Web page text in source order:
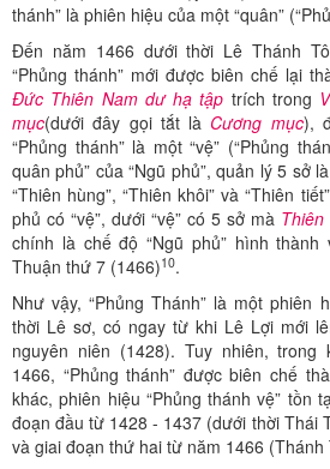
thánh” là phiên hiệu của một “quân”
Đến năm 1466 dưới thời Lê Thánh
“Phủng thánh” mới được biên chế lại
Đức Thiên Nam dư hạ tập trích trong
mục(dưới đây gọi tắt là Cương mục),
“Phủng thánh” là một “vệ” (“Phủng
quân phủ” của “Ngũ phủ”, quản lý 5 sở
“Thiên hùng”, “Thiên khôi” và “Thiên
phủ có “vệ”, dưới “vệ” có 5 sở mà
chính là chế độ “Ngũ phủ” hình
Thuận thứ 7 (1466)10.
Như vậy, “Phủng Thánh” là một phiên
thời Lê sơ, có ngay từ khi Lê Lợi mới
nguyên niên (1428). Tuy nhiên,
1466, “Phủng thánh” được biên chế
khác, phiên hiệu “Phủng thánh vệ” tồn
đoạn đầu từ 1428 - 1437 (dưới thời Thái
và giai đoạn thứ hai từ năm 1466 (Thánh